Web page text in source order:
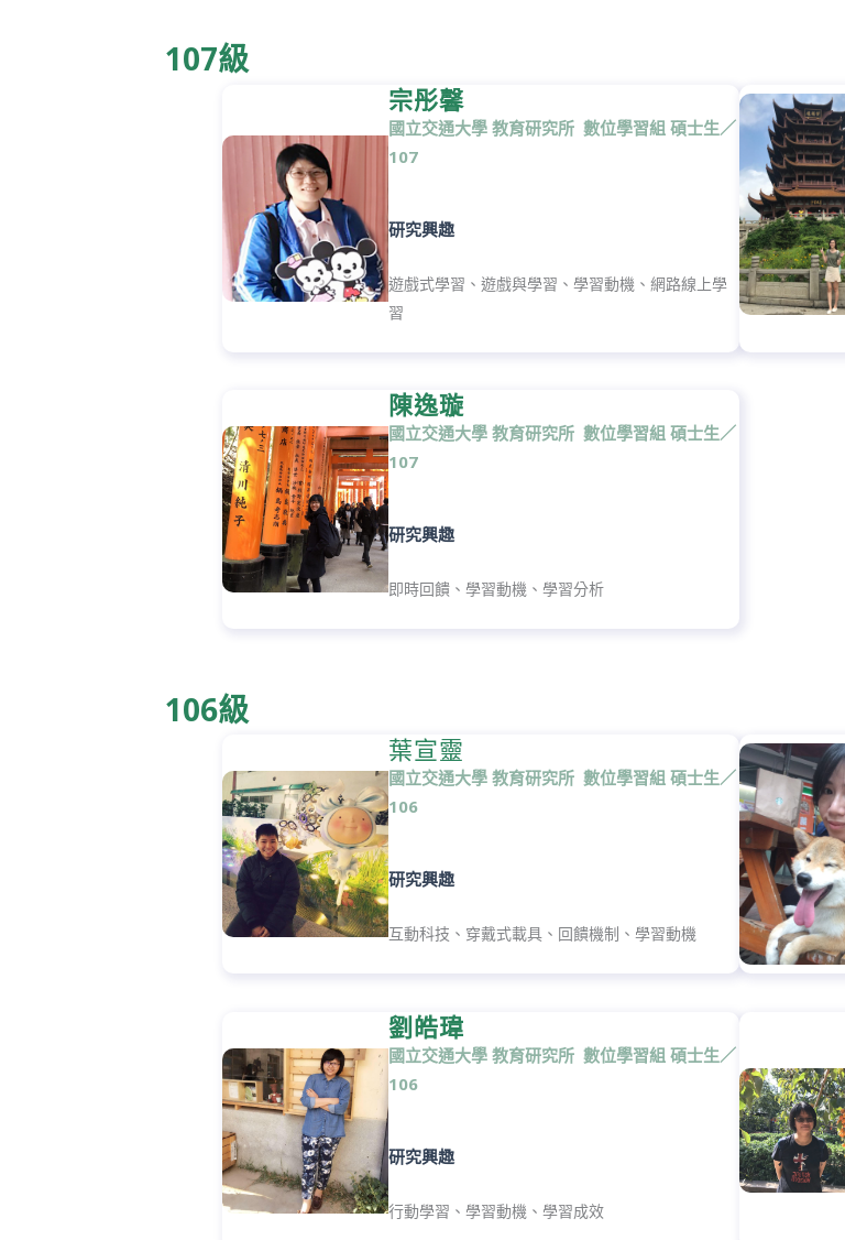
107級
宗彤馨
國立交通大學 教育研究所 數位學習組 碩士生／
107
研究興趣
遊戲式學習、遊戲與學習、學習動機、網路線上學
習
陳逸璇
國立交通大學 教育研究所 數位學習組 碩士生／
107
研究興趣
即時回饋、學習動機、學習分析
106級
葉宣靈
國立交通大學 教育研究所 數位學習組 碩士生／
106
研究興趣
互動科技、穿戴式載具、回饋機制、學習動機
劉皓瑋
國立交通大學 教育研究所 數位學習組 碩士生／
106
研究興趣
行動學習、學習動機、學習成效